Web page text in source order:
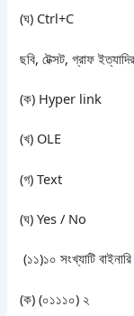
(ঘ) Ctrl+C
ছবি, টেক্সট, গ্রাফ
(ক) Hyper link
(খ) OLE
(গ) Text
(ঘ) Yes / No
(১১)১০ সংখ্যাটি
(ক) (০১১১০) ২